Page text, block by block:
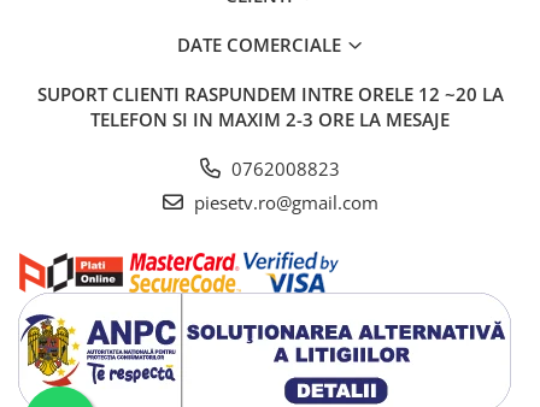
DATE COMERCIALE
SUPORT CLIENTI RASPUNDEM INTRE ORELE 12 ~20 LA
TELEFON SI IN MAXIM 2-3 ORE LA MESAJE
0762008823
piesetv.ro@gmail.com